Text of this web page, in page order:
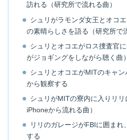
訪れる（研究所で流れる曲）
シュリがラモンダ女王とオコ
の素晴らしさを語る（研究所で
シュリとオコエがロス捜査官
がジョギングをしながら聴く曲）
シュリとオコエがMITのキャン
から観察する
シュリがMITの寮内に入りリ
iPhoneから流れる曲）
リリのガレージがFBIに囲まれ
する